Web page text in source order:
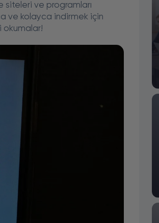
siteleri ve programları
ve kolayca indirmek için
okumalar!